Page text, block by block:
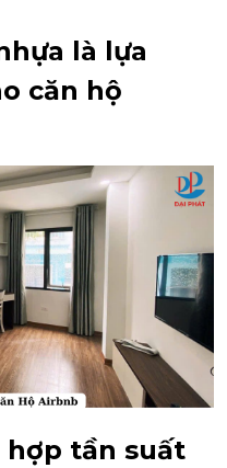
là lựa
căn hộ
hợp tần suất